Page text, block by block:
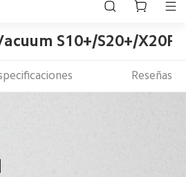
S10+/S20+/
Reseñas